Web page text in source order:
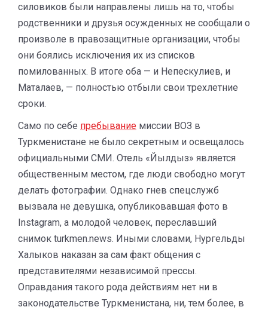
силовиков были направлены лишь на то, чтобы
родственники и друзья осужденных не сообщали о
произволе в правозащитные организации, чтобы
они боялись исключения их из списков
помилованных. В итоге оба — и Непескулиев, и
Маталаев, — полностью отбыли свои трехлетние
сроки.
Само по себе пребывание миссии ВОЗ в
Туркменистане не было секретным и освещалось
официальными СМИ. Отель «Йылдыз» является
общественным местом, где люди свободно могут
делать фотографии. Однако гнев спецслужб
вызвала не девушка, опубликовавшая фото в
Instagram, а молодой человек, переславший
снимок turkmen.news. Иными словами, Нургельды
Халыков наказан за сам факт общения с
представителями независимой прессы.
Оправдания такого рода действиям нет ни в
законодательстве Туркменистана, ни, тем более, в